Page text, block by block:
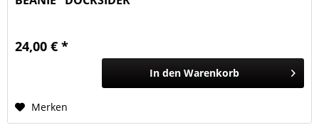
24,00 € *
In den Warenkorb
Merken